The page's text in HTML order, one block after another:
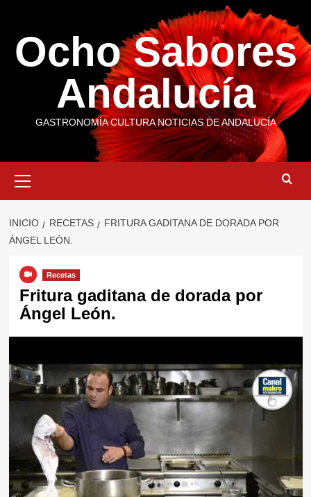
contenido
Ocho Sabores
Andalucía
GASTRONOMÍA CULTURA NOTICIAS DE ANDALUCÍA
primario
INICIO RECETAS
FRITURA GADITANA DE DORADA POR
ÁNGEL LEÓN.
Recetas
Fritura gaditana de dorada por
Ángel León.